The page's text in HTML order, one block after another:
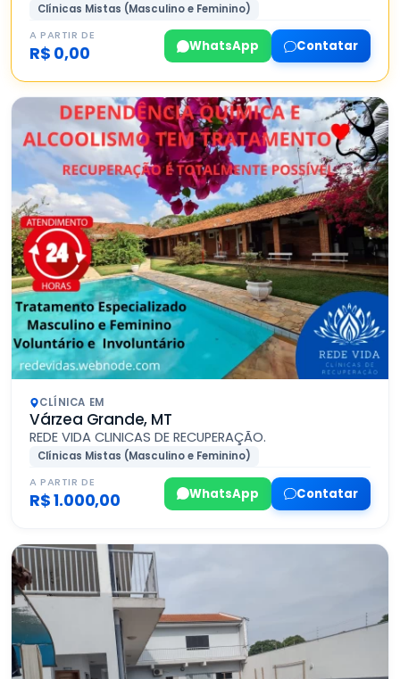
Clínicas Mistas (Masculino e Feminino)
A PARTIR DE
R$ 0,00 WhatsApp Contatar
CLÍNICA EM
Várzea Grande, MT
REDE VIDA CLINICAS DE RECUPERAÇÃO.
Clínicas Mistas (Masculino e Feminino)
A PARTIR DE
R$ 1.000,00 WhatsApp Contatar